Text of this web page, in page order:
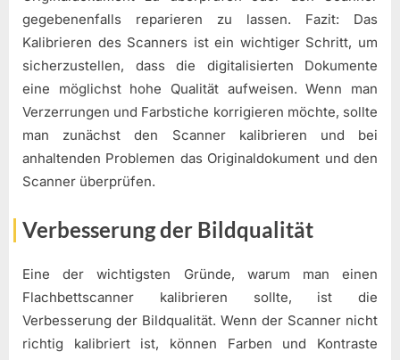
gegebenenfalls reparieren zu lassen. Fazit: Das
Kalibrieren des Scanners ist ein wichtiger Schritt, um
sicherzustellen, dass die digitalisierten Dokumente
eine möglichst hohe Qualität aufweisen. Wenn man
Verzerrungen und Farbstiche korrigieren möchte, sollte
man zunächst den Scanner kalibrieren und bei
anhaltenden Problemen das Originaldokument und den
Scanner überprüfen.
Verbesserung der Bildqualität
Eine der wichtigsten Gründe, warum man einen
Flachbettscanner kalibrieren sollte, ist die
Verbesserung der Bildqualität. Wenn der Scanner nicht
richtig kalibriert ist, können Farben und Kontraste